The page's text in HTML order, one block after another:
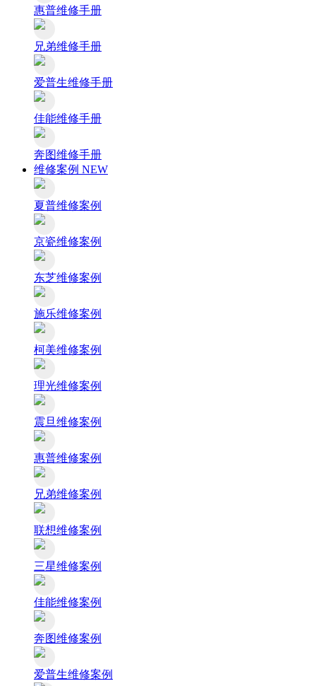
惠普维修手册
兄弟维修手册
爱普生维修手册
佳能维修手册
奔图维修手册
维修案例 NEW
夏普维修案例
京瓷维修案例
东芝维修案例
施乐维修案例
柯美维修案例
理光维修案例
震旦维修案例
惠普维修案例
兄弟维修案例
联想维修案例
三星维修案例
佳能维修案例
奔图维修案例
爱普生维修案例